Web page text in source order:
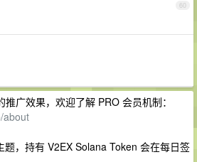
60
广效果，欢迎了解 PRO 会员机制：
about
，持有 V2EX Solana Token 会在每日签